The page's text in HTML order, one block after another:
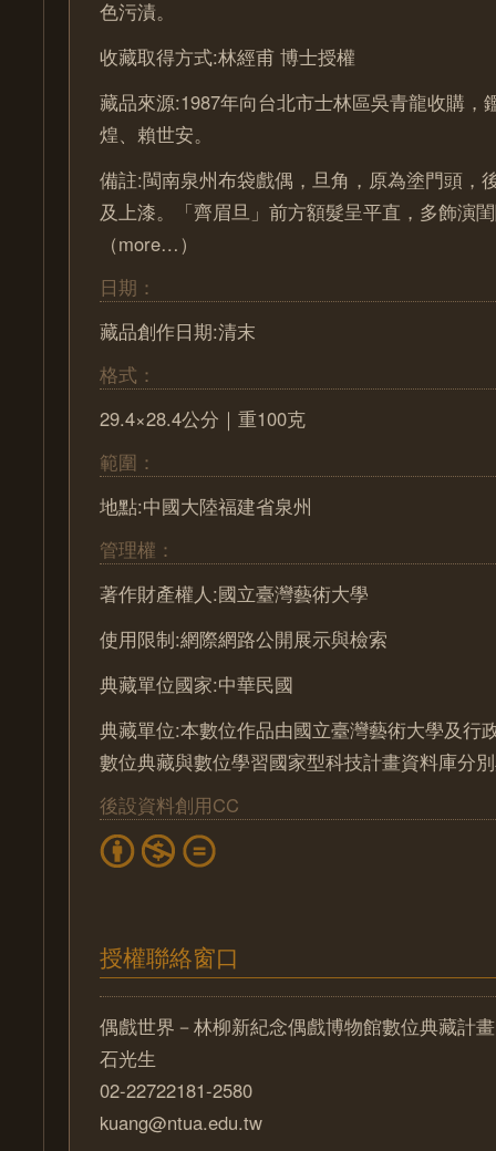
色污漬。
收藏取得方式:林經甫 博士授權
藏品來源:1987年向台北市士林區吳青龍收購，
煌、賴世安。
備註:閩南泉州布袋戲偶，旦角，原為塗門頭，
及上漆。「齊眉旦」前方額髮呈平直，多飾演
（more…）
日期：
藏品創作日期:清末
格式：
29.4×28.4公分｜重100克
範圍：
地點:中國大陸福建省泉州
管理權：
著作財產權人:國立臺灣藝術大學
使用限制:網際網路公開展示與檢索
典藏單位國家:中華民國
典藏單位:本數位作品由國立臺灣藝術大學及行
數位典藏與數位學習國家型科技計畫資料庫分
後設資料創用CC
授權聯絡窗口
偶戲世界－林柳新紀念偶戲博物館數位典藏計畫
石光生
02-22722181-2580
kuang@ntua.edu.tw